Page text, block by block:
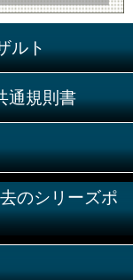
ルト
通規則書
のシリーズポ